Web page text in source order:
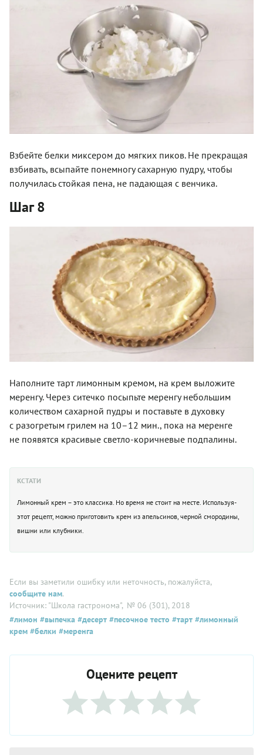
Взбейте белки миксером до мягких пиков. Не прекращая
взбивать, всыпайте понемногу сахарную пудру, чтобы
получилась стойкая пена, не падающая с венчика.
Шаг 8
Наполните тарт лимонным кремом, на крем выложите
меренгу. Через ситечко посыпьте меренгу небольшим
количеством сахарной пудры и поставьте в духовку
с разогретым грилем на 10–12 мин., пока на меренге
не появятся­ красивые светло-коричневые подпалины.
КСТАТИ
Лимонный крем – это классика. Но время не стоит на месте. Используя­
этот рецепт, можно приготовить крем из апельсинов, черной смородины,
вишни или клубники.
Если вы заметили ошибку или неточность, пожалуйста,
сообщите нам.
Источник: "Школа гастронома", № 06 (301), 2018
#лимон #выпечка #десерт #песочное тесто #тарт #лимонный
крем #белки #меренга
Оцените рецепт